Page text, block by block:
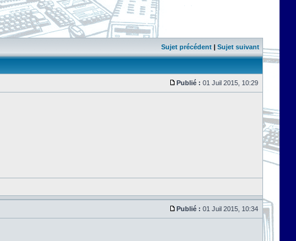
Sujet précédent | Sujet suivant
Publié : 01 Juil 2015, 10:29
Publié : 01 Juil 2015, 10:34